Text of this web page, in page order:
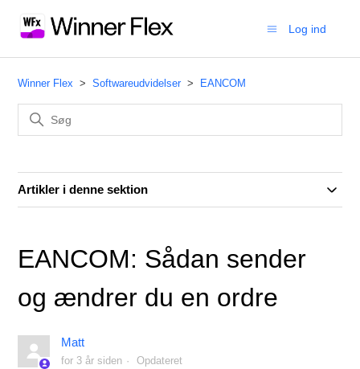
Log ind
Winner Flex Softwareudvidelser EANCOM
Artikler i denne sektion
EANCOM: Sådan sender
og ændrer du en ordre
Matt
for 3 år siden Opdateret